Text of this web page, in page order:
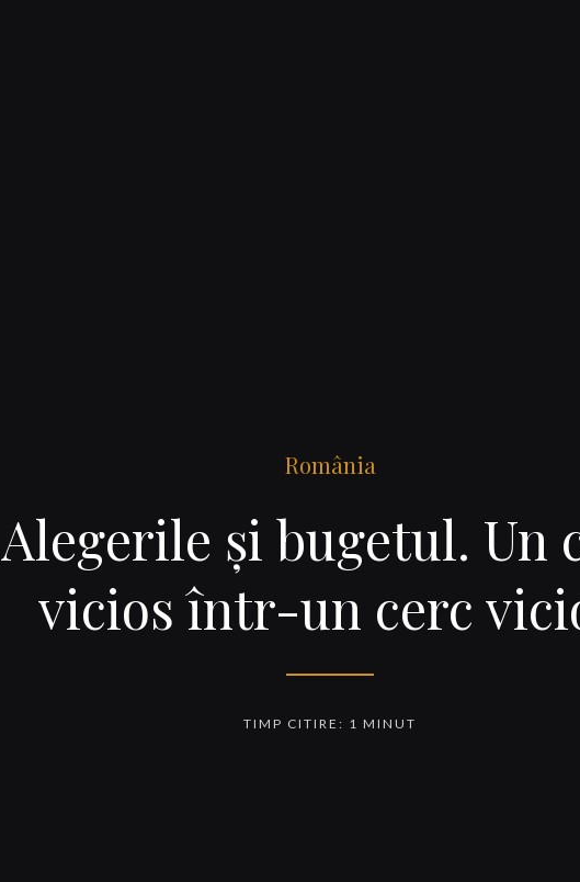
România
Alegerile şi bugetul. Un
vicios într-un cerc
TIMP CITIRE: 1 MINUT